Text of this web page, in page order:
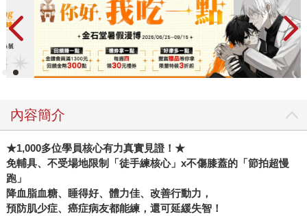
內容簡介
★1,000多位學員核心有力真實見證！★
免輔具、不受場地限制「徒手練核心」x不傷膝蓋的「節拍超慢
跑」
降血脂血糖、睡得好、體力佳、改善行動力，
預防肌少症、癌症病友都能練，還可延緩失智！